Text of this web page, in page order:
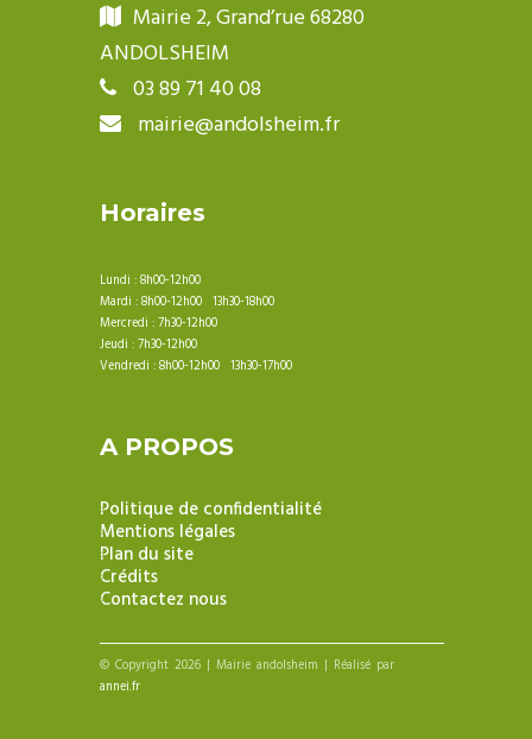
Mairie 2, Grand’rue 68280
ANDOLSHEIM
03 89 71 40 08
mairie@andolsheim.fr
Horaires
Lundi : 8h00-12h00
Mardi : 8h00-12h00 13h30-18h00
Mercredi : 7h30-12h00
Jeudi : 7h30-12h00
Vendredi : 8h00-12h00 13h30-17h00
A PROPOS
Politique de confidentialité
Mentions légales
Plan du site
Crédits
Contactez nous
© Copyright 2026 | Mairie andolsheim | Réalisé par
annei.fr